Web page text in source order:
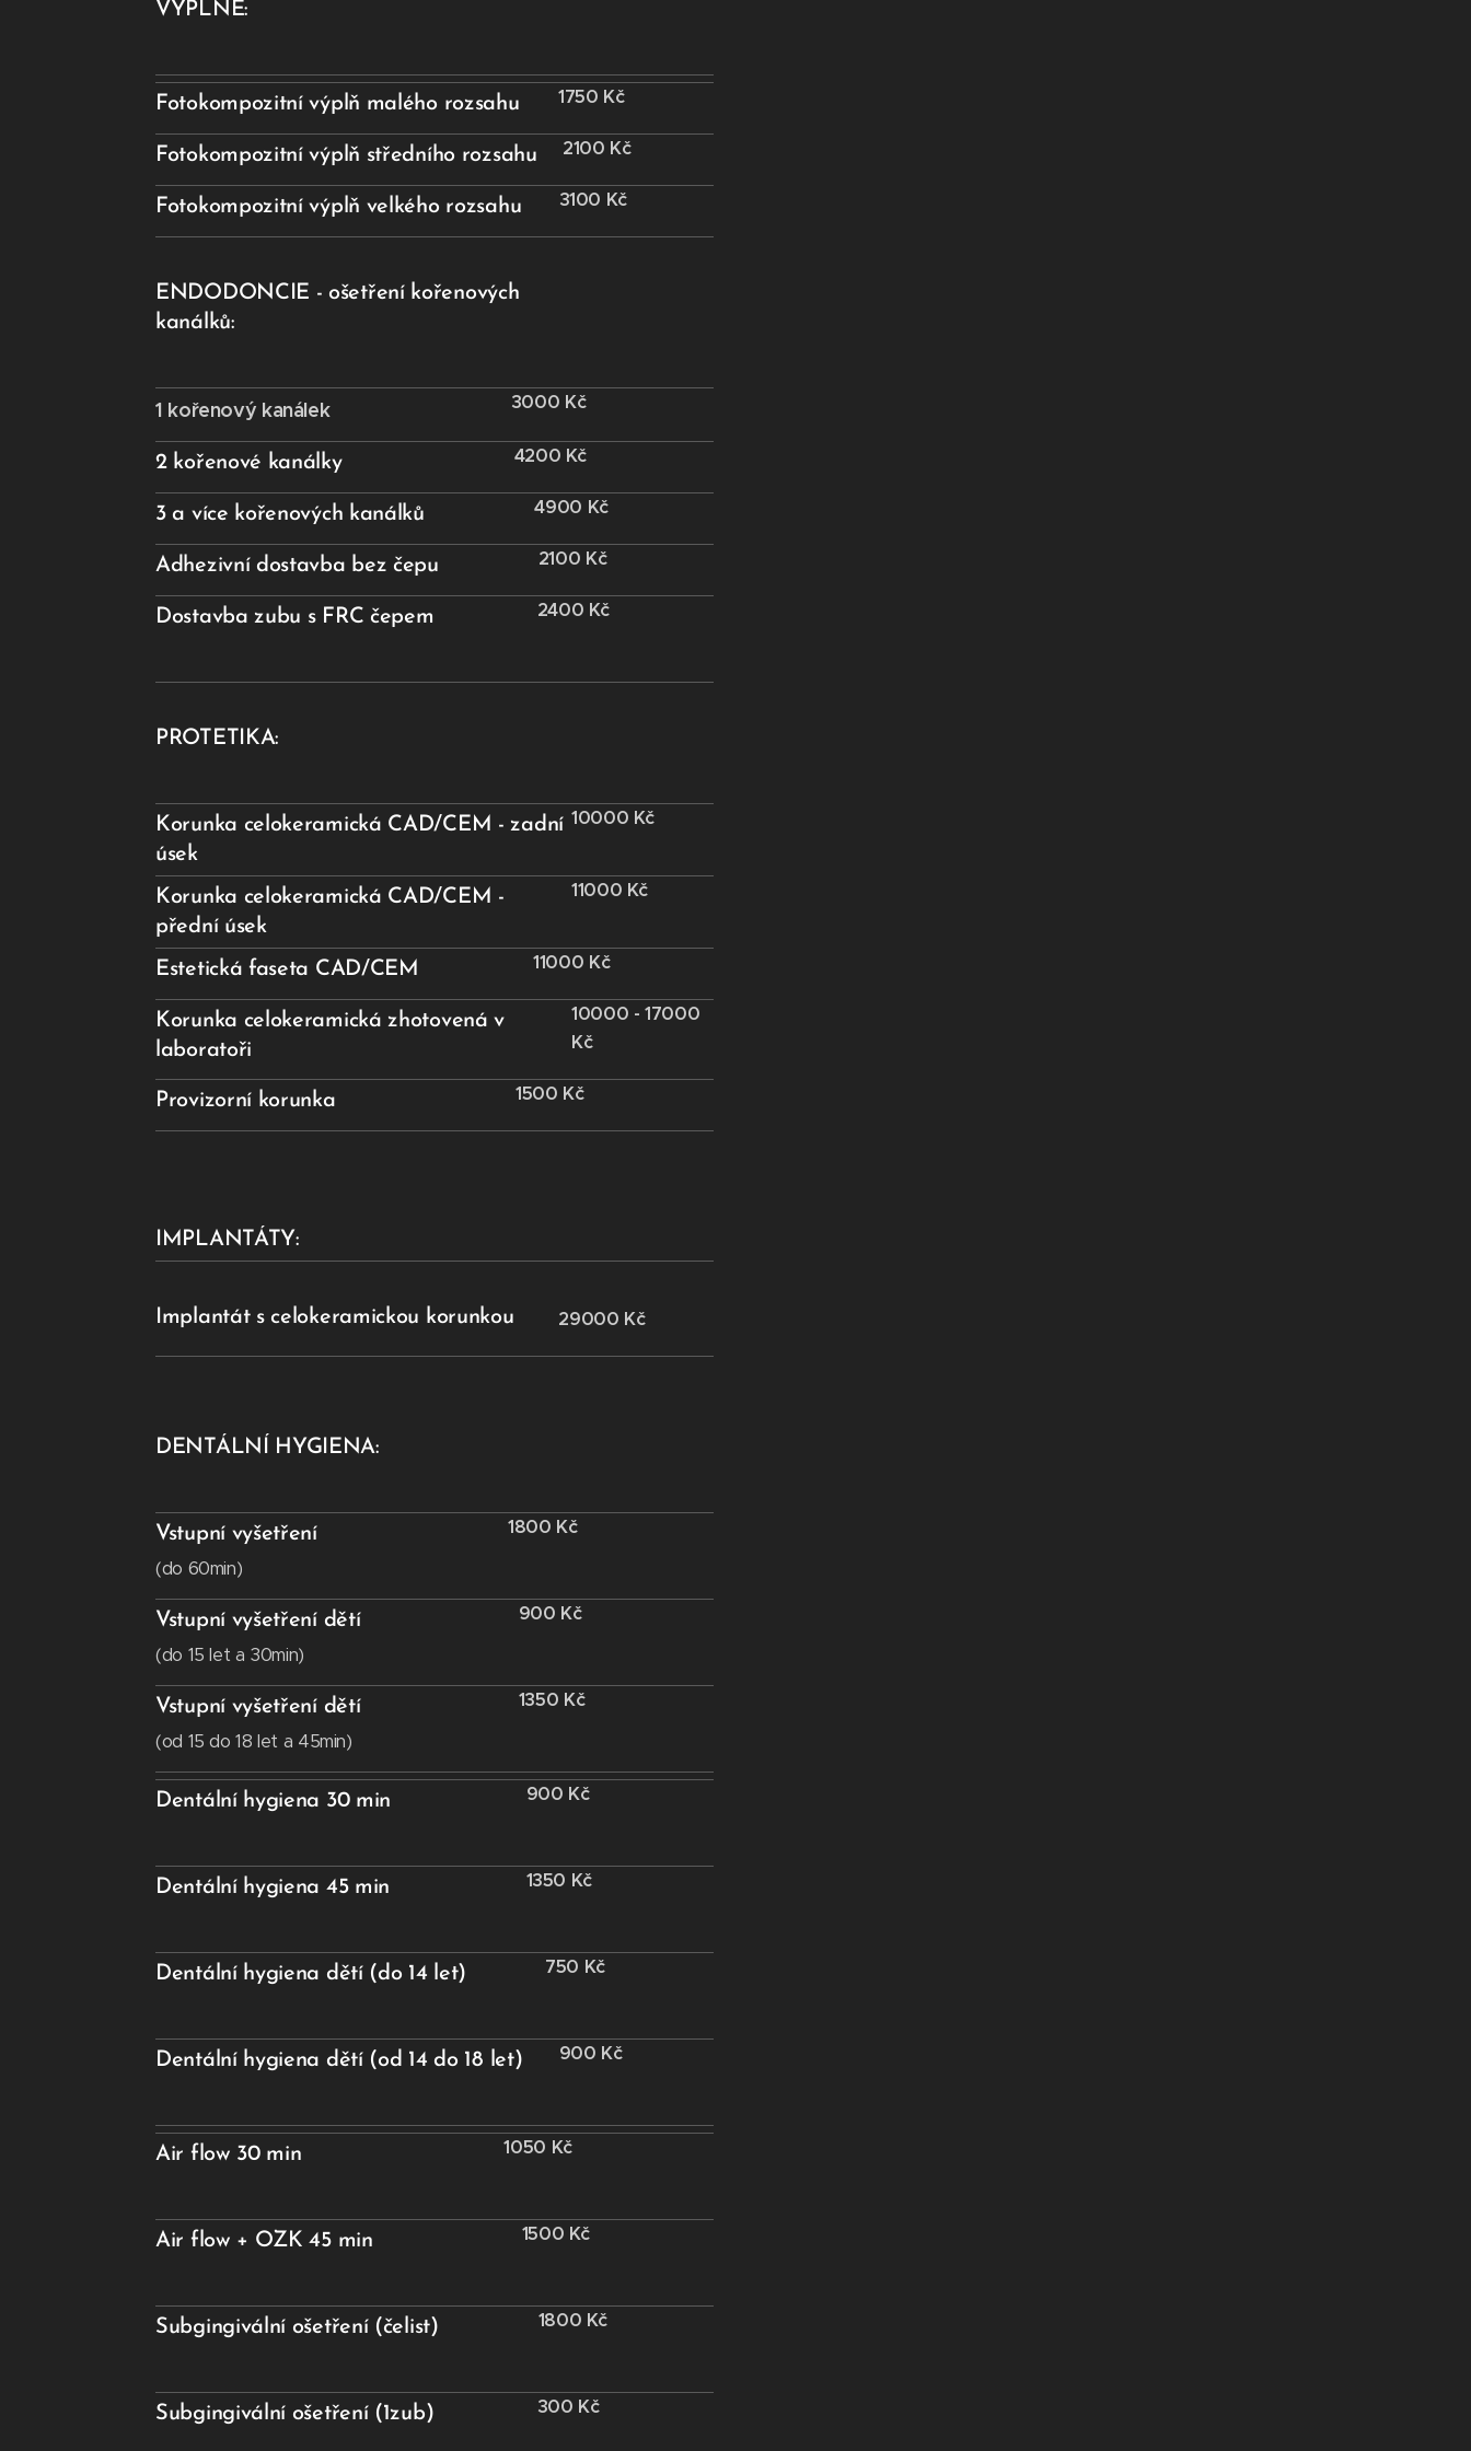
VÝPLNĚ:
Fotokompozitní výplň malého rozsahu 1750 Kč
Fotokompozitní výplň středního rozsahu 2100 Kč
Fotokompozitní výplň velkého rozsahu 3100 Kč
ENDODONCIE - ošetření kořenových
kanálků:
1 kořenový kanálek 3000 Kč
2 kořenové kanálky 4200 Kč
3 a více kořenových kanálků 4900 Kč
Adhezivní dostavba bez čepu 2100 Kč
Dostavba zubu s FRC čepem 2400 Kč
PROTETIKA:
Korunka celokeramická CAD/CEM - zadní
úsek
10000 Kč
Korunka celokeramická CAD/CEM -
přední úsek
11000 Kč
Estetická faseta CAD/CEM 11000 Kč
Korunka celokeramická zhotovená v
laboratoři
10000 - 17000
Kč
Provizorní korunka 1500 Kč
IMPLANTÁTY:
Implantát s celokeramickou korunkou 29000 Kč
DENTÁLNÍ HYGIENA:
Vstupní vyšetření
(do 60min)
1800 Kč
Vstupní vyšetření dětí
(do 15 let a 30min)
900 Kč
Vstupní vyšetření dětí
(od 15 do 18 let a 45min)
1350 Kč
Dentální hygiena 30 min 900 Kč
Dentální hygiena 45 min 1350 Kč
Dentální hygiena dětí (do 14 let) 750 Kč
Dentální hygiena dětí (od 14 do 18 let) 900 Kč
Air flow 30 min 1050 Kč
Air flow + OZK 45 min 1500 Kč
Subgingivální ošetření (čelist) 1800 Kč
Subgingivální ošetření (1zub) 300 Kč